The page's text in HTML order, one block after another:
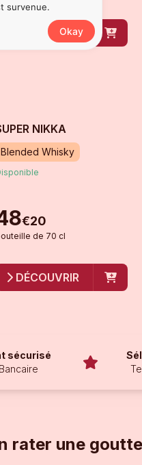
DÉCOUVRIR
NIKKA
Blended Whisky
€20
de 70 cl
DÉCOUVRIR
sécurisé
rater une
survenue.
Okay